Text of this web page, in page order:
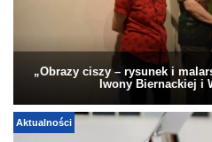
„Obrazy ciszy – rysunek i
Iwony Biernackiej i
Aktualności